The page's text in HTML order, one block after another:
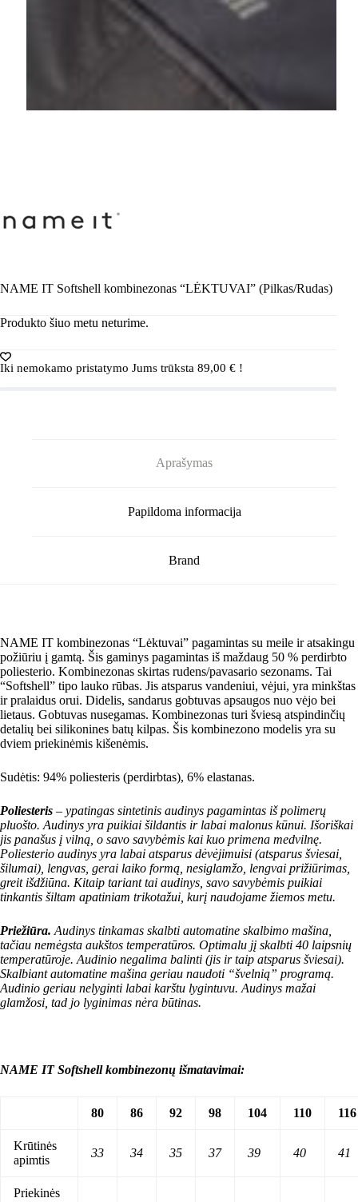
NAME IT Softshell kombinezonas “LĖKTUVAI” (Pilkas/Rudas)
Produkto šiuo metu neturime.
Iki nemokamo pristatymo Jums trūksta 89,00 € !
Aprašymas
Papildoma informacija
Brand
NAME IT kombinezonas “Lėktuvai” pagamintas su meile ir atsakingu
požiūriu į gamtą. Šis gaminys pagamintas iš maždaug 50 % perdirbto
poliesterio. Kombinezonas skirtas rudens/pavasario sezonams. Tai
“Softshell” tipo lauko rūbas. Jis atsparus vandeniui, vėjui, yra minkštas
ir pralaidus orui. Didelis, sandarus gobtuvas apsaugos nuo vėjo bei
lietaus. Gobtuvas nusegamas. Kombinezonas turi šviesą atspindinčių
detalių bei silikonines batų kilpas. Šis kombinezono modelis yra su
dviem priekinėmis kišenėmis.
Sudėtis: 94% poliesteris (perdirbtas), 6% elastanas.
Poliesteris – ypatingas sintetinis audinys pagamintas iš polimerų
pluošto. Audinys yra puikiai šildantis ir labai malonus kūnui. Išoriškai
jis panašus į vilną, o savo savybėmis kai kuo primena medvilnę.
Poliesterio audinys yra labai atsparus dėvėjimuisi (atsparus šviesai,
šilumai), lengvas, gerai laiko formą, nesiglamžo, lengvai prižiūrimas,
greit išdžiūna. Kitaip tariant tai audinys, savo savybėmis puikiai
tinkantis šiltam apatiniam trikotažui, kurį naudojame žiemos metu.
Priežiūra. Audinys tinkamas skalbti automatine skalbimo mašina,
tačiau nemėgsta aukštos temperatūros. Optimalu jį skalbti 40 laipsnių
temperatūroje. Audinio negalima balinti (jis ir taip atsparus šviesai).
Skalbiant automatine mašina geriau naudoti “švelnią” programą.
Audinio geriau nelyginti labai karštu lygintuvu. Audinys mažai
glamžosi, tad jo lyginimas nėra būtinas.
NAME IT Softshell kombinezonų išmatavimai:
80 86 92 98 104 110 116
Krūtinės
apimtis
33 34 35 37 39 40 41
Priekinės